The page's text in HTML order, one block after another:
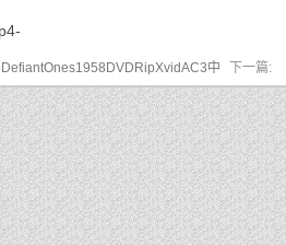
中
下一篇: